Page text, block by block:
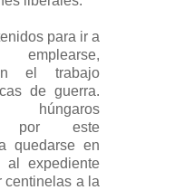
para ir a
el trabajo
de guerra.
húngaros
por este
quedarse en
al expediente
centinelas a la